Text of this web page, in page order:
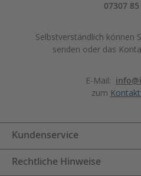
07307
Selbstverständlich können
senden oder das
E-Mail:
zum
Kundenservice
Rechtliche Hinweise